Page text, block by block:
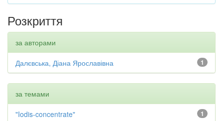
Розкриття
за авторами
1
Далєвська, Діана Ярославівна
за темами
1
"Iodis-concentrate"